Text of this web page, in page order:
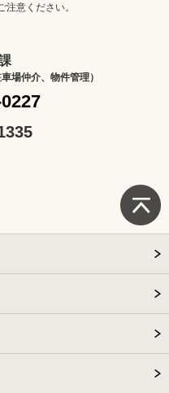
注意ください。
場仲介、物件管理）